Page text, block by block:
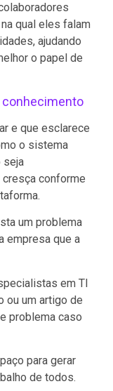
qual eles falam
ajudando
o papel de
conhecimento
e que esclarece
o sistema
seja
conforme
um problema
empresa que a
em TI
ou um artigo de
problema caso
para gerar
de todos.